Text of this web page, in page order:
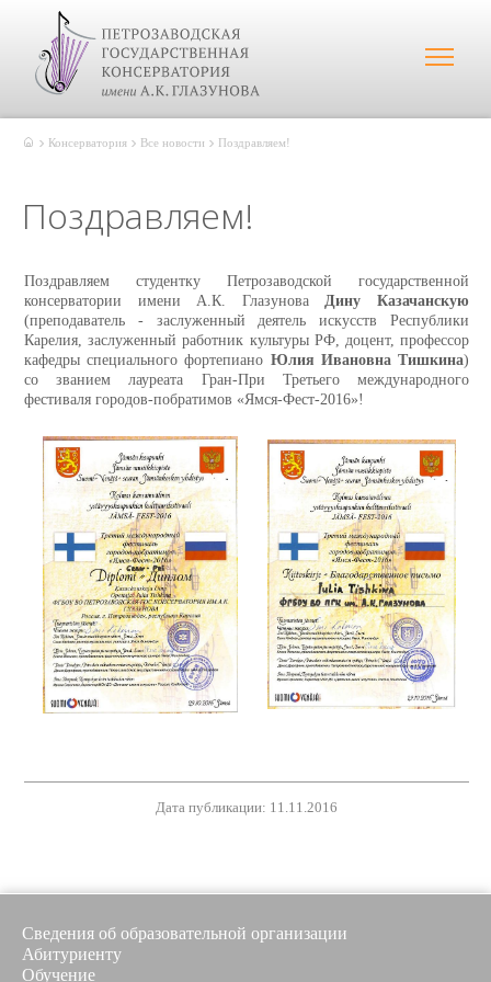
Консерватория Все новости Поздравляем!
Поздравляем!
Поздравляем студентку Петрозаводской государственной
консерватории имени А.К. ГлазуноваДину Казачанскую
(преподаватель - заслуженный деятель искусств Республики
Карелия, заслуженный работник культуры РФ, доцент, профессор
кафедры специального фортепиано Юлия Ивановна Тишкина)
со званием лауреата Гран-При Третьего международного
фестиваля городов-побратимов «Ямся-Фест-2016»!
Дата публикации: 11.11.2016
Сведения об образовательной организации
Абитуриенту
Обучение